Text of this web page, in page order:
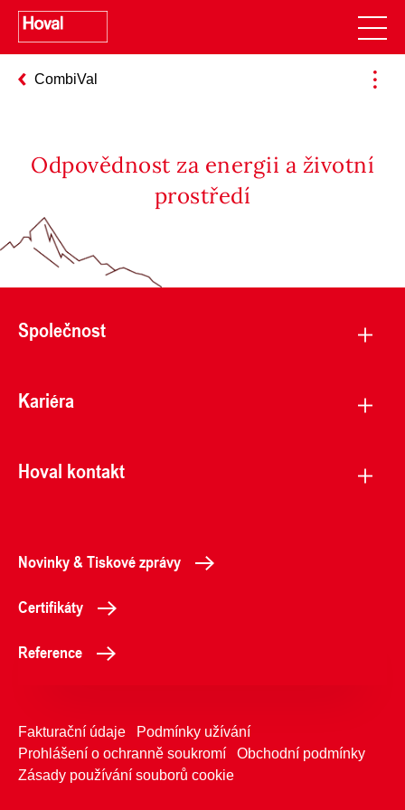
CombiVal
Odpovědnost za energii a životní
prostředí
Společnost
Kariéra
Hoval kontakt
Novinky & Tiskové zprávy
Certifikáty
Reference
Fakturační údaje
Podmínky užívání
Prohlášení o ochranně soukromí
Obchodní podmínky
Zásady používání souborů cookie